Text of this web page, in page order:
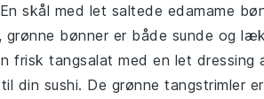
skål med let saltede edamame
grønne bønner er både sunde og
frisk tangsalat med en let dressing
din sushi. De grønne tangstrimler